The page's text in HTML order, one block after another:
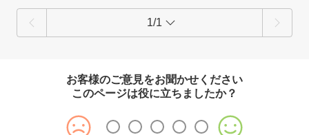
1/1
お客様のご意見をお聞かせください
このページは役に立ちましたか？